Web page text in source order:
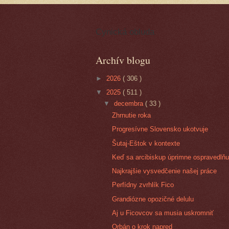
Cynická obluda
Archív blogu
► 2026 ( 306 )
▼ 2025 ( 511 )
▼decembra( 33 )
Zhrnutie roka
Progresívne Slovensko ukotvuje
Šutaj-Eštok v kontexte
Keď sa arcibiskup úprimne
Najkrajšie vysvedčenie našej práce
Perfídny zvrhlík Fico
Grandiózne opozičné delulu
Aj u Ficovcov sa musia uskromniť
Orbán o krok napred